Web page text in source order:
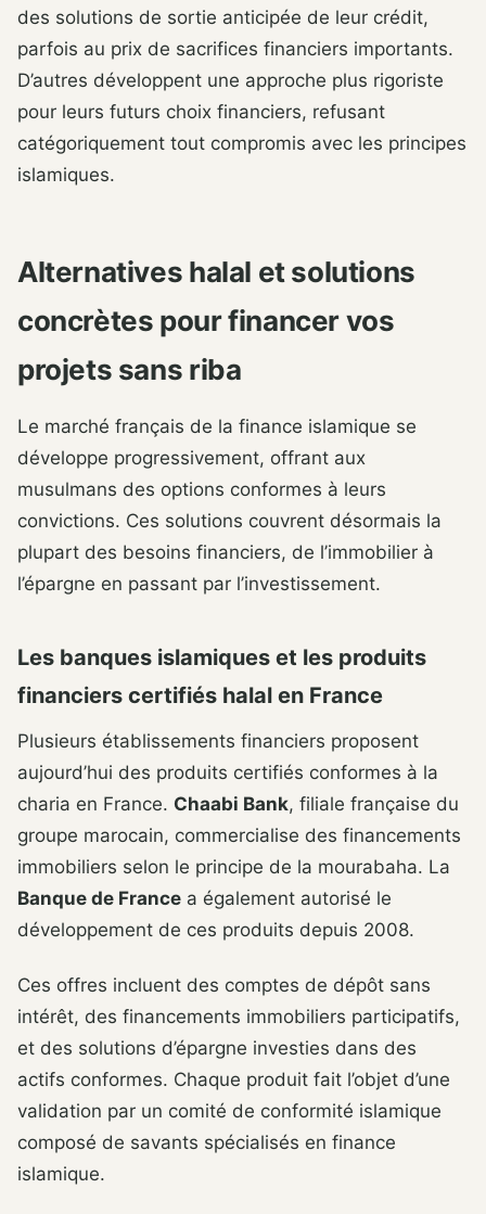
des solutions de sortie anticipée de leur crédit,
parfois au prix de sacrifices financiers importants.
D’autres développent une approche plus rigoriste
pour leurs futurs choix financiers, refusant
catégoriquement tout compromis avec les principes
islamiques.
Alternatives halal et solutions
concrètes pour financer vos
projets sans riba
Le marché français de la finance islamique se
développe progressivement, offrant aux
musulmans des options conformes à leurs
convictions. Ces solutions couvrent désormais la
plupart des besoins financiers, de l’immobilier à
l’épargne en passant par l’investissement.
Les banques islamiques et les produits
financiers certifiés halal en France
Plusieurs établissements financiers proposent
aujourd’hui des produits certifiés conformes à la
charia en France. Chaabi Bank, filiale française du
groupe marocain, commercialise des financements
immobiliers selon le principe de la mourabaha. La
Banque de France a également autorisé le
développement de ces produits depuis 2008.
Ces offres incluent des comptes de dépôt sans
intérêt, des financements immobiliers participatifs,
et des solutions d’épargne investies dans des
actifs conformes. Chaque produit fait l’objet d’une
validation par un comité de conformité islamique
composé de savants spécialisés en finance
islamique.